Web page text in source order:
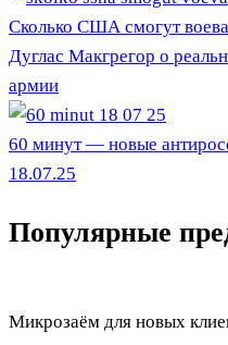
Сколько США смогут
Дуглас Макгрегор о
армии
60 минут — новые
18.07.25
Популярные
Микрозаём для новых